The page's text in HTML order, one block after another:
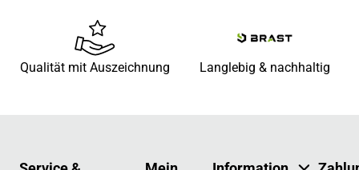
Qualität mit Auszeichnung Langlebig & nachhaltig